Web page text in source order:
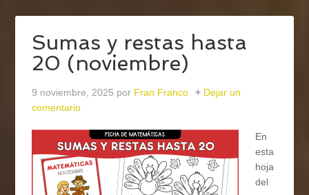
Sumas y restas hasta
20 (noviembre)
9 noviembre, 2025 por Fran Franco
Dejar un
comentario
En
esta
hoja
del